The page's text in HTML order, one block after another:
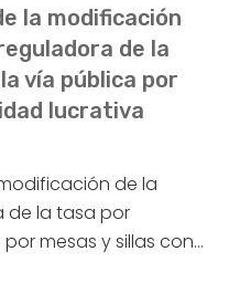
la modificación
de la
vía pública por
lucrativa
de la
de la tasa por
mesas y sillas con…